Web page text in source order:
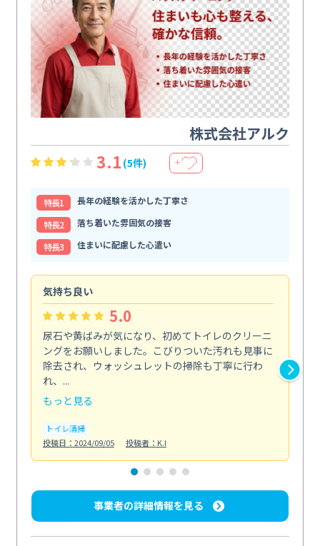
株式会社アルク
3.1 (5件) ＋
特⻑1
長年の経験を活かした丁寧さ
特⻑2
落ち着いた雰囲気の接客
特⻑3
住まいに配慮した心遣い
気持ち良い
5.0
尿石や黄ばみが気になり、初めてトイレのクリーニ
ングをお願いしました。こびりついた汚れも見事に
除去され、ウォッシュレットの掃除も丁寧に行わ
れ、...
もっと見る
トイレ清掃
投稿日：2024/09/05
投稿者：K.I
事業者の詳細情報を見る